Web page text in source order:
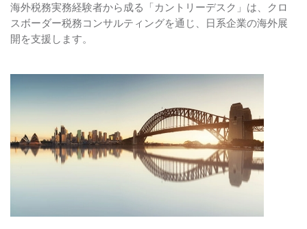
海外税務実務経験者から成る「カントリーデスク」は、クロ
スボーダー税務コンサルティングを通じ、日系企業の海外展
開を支援します。